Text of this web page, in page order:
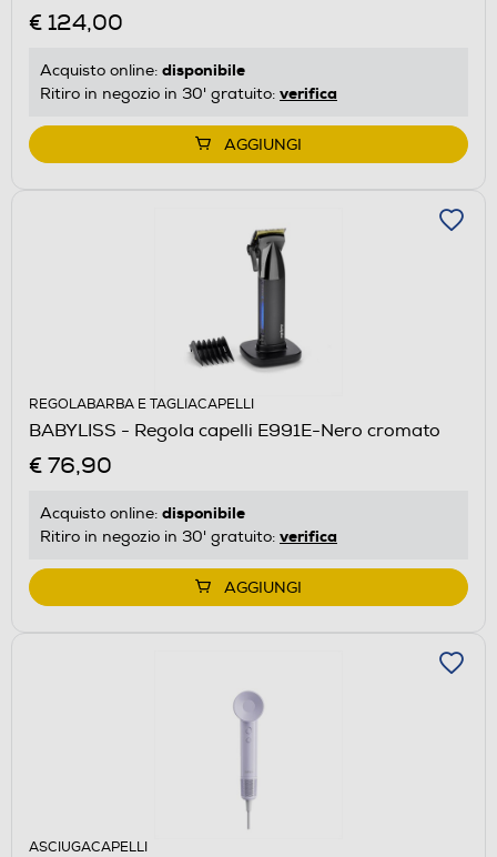
€ 124,00
Acquisto online: disponibile
Ritiro in negozio in 30' gratuito: verifica
AGGIUNGI
REGOLABARBA E TAGLIACAPELLI
BABYLISS - Regola capelli E991E-Nero cromato
€ 76,90
Acquisto online: disponibile
Ritiro in negozio in 30' gratuito: verifica
AGGIUNGI
ASCIUGACAPELLI